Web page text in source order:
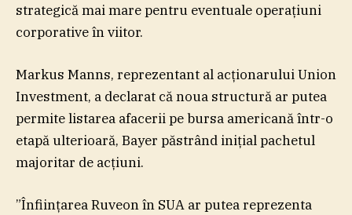
strategică mai mare pentru eventuale operaţiuni
corporative în viitor.
Markus Manns, reprezentant al acţionarului Union
Investment, a declarat că noua structură ar putea
permite listarea afacerii pe bursa americană într-o
etapă ulterioară, Bayer păstrând iniţial pachetul
majoritar de acţiuni.
”Înfiinţarea Ruveon în SUA ar putea reprezenta